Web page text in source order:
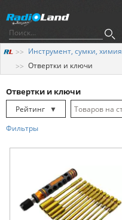
Инструмент, сумки, химия
Отвертки и ключи
Отвертки и ключи
Рейтинг
▼
Рейтинг
▲
Цена ▼
Фильтры